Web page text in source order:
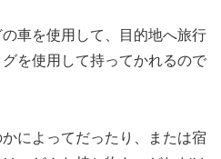
車を使用して、目的地へ旅行
を使用して持ってかれるので
によってだったり、または宿